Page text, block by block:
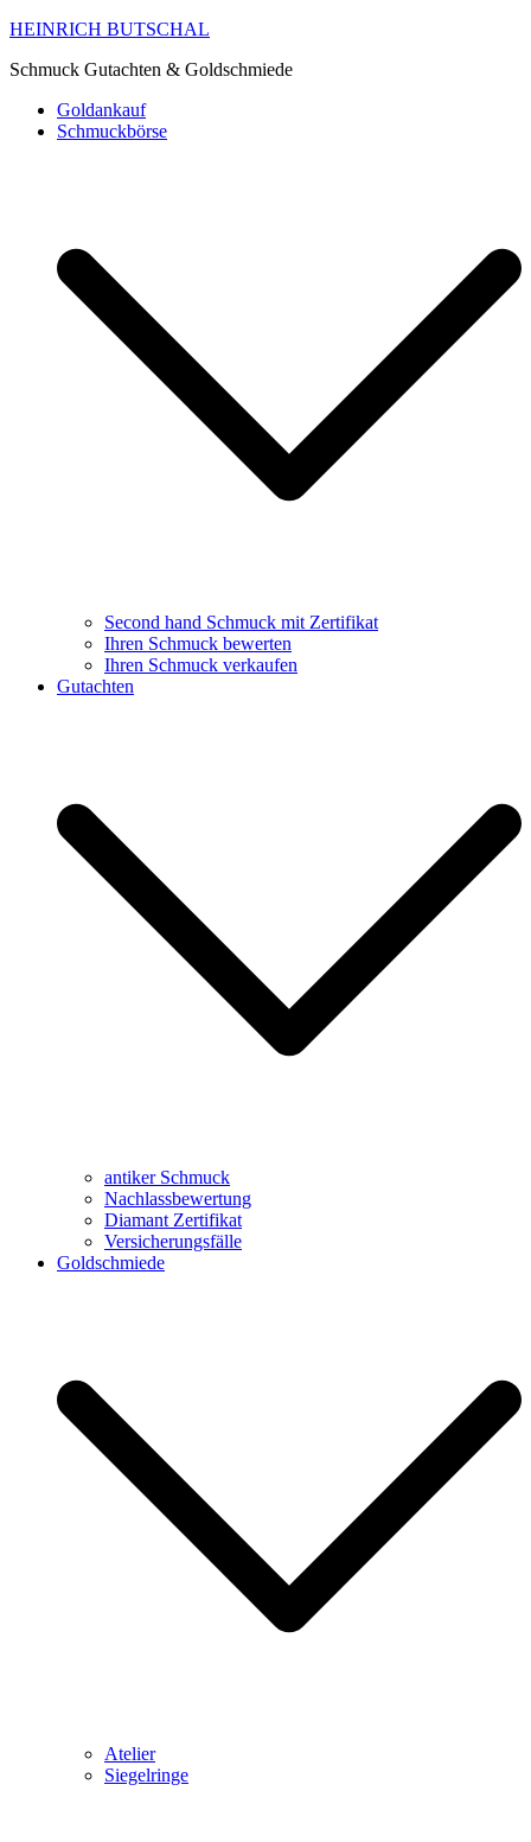
HEINRICH BUTSCHAL
Schmuck Gutachten & Goldschmiede
Goldankauf
Schmuckbörse
Second hand Schmuck mit Zertifikat
Ihren Schmuck bewerten
Ihren Schmuck verkaufen
Gutachten
antiker Schmuck
Nachlassbewertung
Diamant Zertifikat
Versicherungsfälle
Goldschmiede
Atelier
Siegelringe